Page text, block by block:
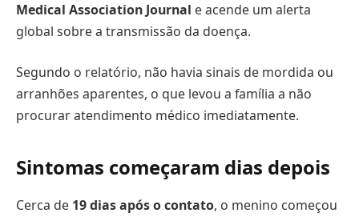
Medical Association Journal e acende um alerta
global sobre a transmissão da doença.
Segundo o relatório, não havia sinais de mordida ou
arranhões aparentes, o que levou a família a não
procurar atendimento médico imediatamente.
Sintomas começaram dias depois
Cerca de 19 dias após o contato, o menino começou